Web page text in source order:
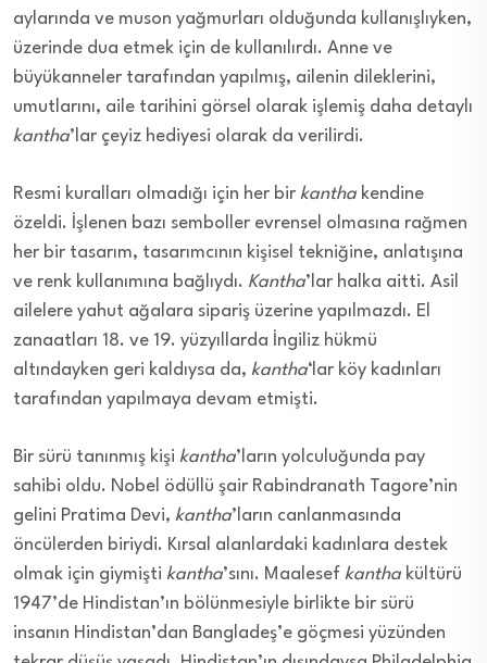
aylarında ve muson yağmurları olduğunda kullanışlıyken,
üzerinde dua etmek için de kullanılırdı. Anne ve
büyükanneler tarafından yapılmış, ailenin dileklerini,
umutlarını, aile tarihini görsel olarak işlemiş daha detaylı
kantha’lar çeyiz hediyesi olarak da verilirdi.
Resmi kuralları olmadığı için her bir kantha kendine
özeldi. İşlenen bazı semboller evrensel olmasına rağmen
her bir tasarım, tasarımcının kişisel tekniğine, anlatışına
ve renk kullanımına bağlıydı. Kantha’lar halka aitti. Asil
ailelere yahut ağalara sipariş üzerine yapılmazdı. El
zanaatları 18. ve 19. yüzyıllarda İngiliz hükmü
altındayken geri kaldıysa da, kantha‘lar köy kadınları
tarafından yapılmaya devam etmişti.
Bir sürü tanınmış kişi kantha’ların yolculuğunda pay
sahibi oldu. Nobel ödüllü şair Rabindranath Tagore’nin
gelini Pratima Devi, kantha’ların canlanmasında
öncülerden biriydi. Kırsal alanlardaki kadınlara destek
olmak için giymişti kantha’sını. Maalesef kantha kültürü
1947’de Hindistan’ın bölünmesiyle birlikte bir sürü
insanın Hindistan’dan Bangladeş’e göçmesi yüzünden